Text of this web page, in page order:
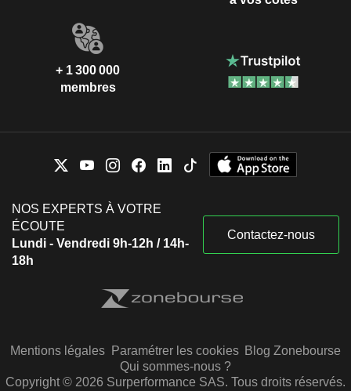
+ 1 300 000
membres
NOS EXPERTS À VOTRE
ÉCOUTE
Lundi - Vendredi 9h-12h / 14h-
18h
Contactez-nous
Mentions légales Paramétrer les cookies Blog Zonebourse
Qui sommes-nous ?
Copyright © 2026 Surperformance SAS. Tous droits réservés.